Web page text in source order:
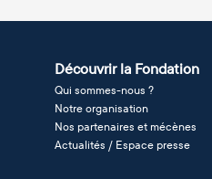
Découvrir la Fondation
Qui sommes-nous ?
Notre organisation
Nos partenaires et mécènes
Actualités / Espace presse